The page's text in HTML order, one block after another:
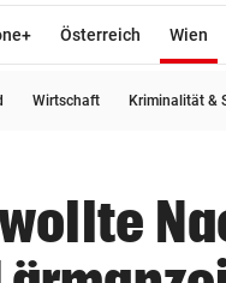
arrow_right
Österreich Wien
Wirtschaft Kriminalität &